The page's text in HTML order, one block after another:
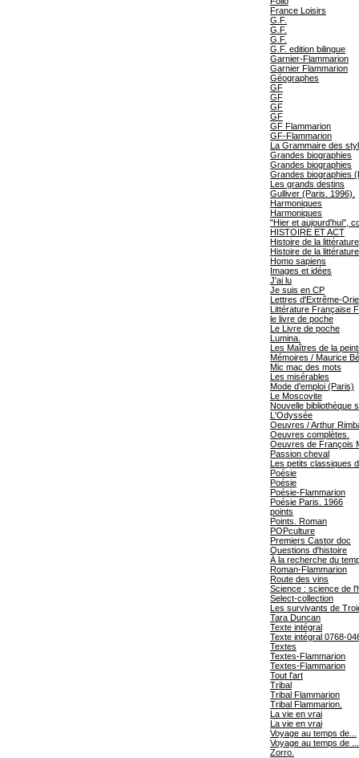
France Loisirs
G.F.
G.F.
G.F.
G.F. edition bilingue
Garnier-Flammarion
Garnier Flammarion
Géographes
GF
GF
GF
GF
GF Flammarion
GF-Flammarion
La Grammaire des
Grandes biographies
Grandes biographies
Grandes biographies
Les grands destins
Gulliver (Paris. 1996).
Harmoniques
Harmoniques
"Hier et aujourd'hui",
HISTOIRE ET ACT
Histoire de la
Histoire de la
Homo sapiens
Images et idées
J'ai lu
Je suis en CP
Lettres d'Extrême-
Littérature Française
le livre de poche
Le Livre de poche
Lumina.
Les Maîtres de la
Mémoires / Maurice
Mic mac des mots
Les misérables
Mode d'emploi (Paris)
Le Moscovite
Nouvelle bibliothèque
L'Odyssée
Oeuvres / Arthur
Oeuvres complètes.
Oeuvres de François
Passion cheval
Les petits classiques
Poésie
Poésie
Poésie-Flammarion
Poésie Paris. 1966
points
Points. Roman
POPculture
Premiers Castor doc
Questions d'histoire
À la recherche du
Roman-Flammarion
Route des vins
Science : science de
Select-collection
Les survivants de
Tara Duncan
Texte intégral
Texte intégral 0768-
Textes
Textes-Flammarion
Textes-Flammarion
Tout l'art
Tribal
Tribal Flammarion
Tribal Flammarion.
La vie en vrai
La vie en vrai
Voyage au temps de...
Voyage au temps de ...
Zorro.